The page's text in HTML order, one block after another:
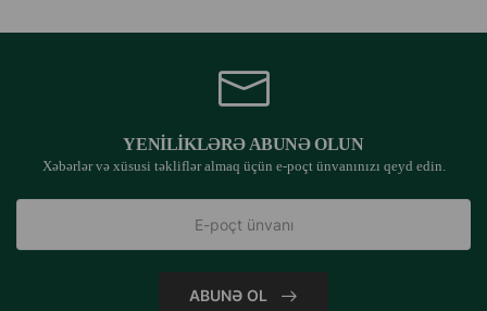
YENILIKLƏRƏ ABUNƏ OLUN
Xəbərlər və xüsusi təkliflər almaq üçün e-poçt ünvanınızı qeyd edin.
ABUNƏ OL